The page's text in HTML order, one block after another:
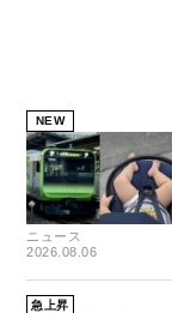
NEW
ニュース
2026.08.06
急上昇